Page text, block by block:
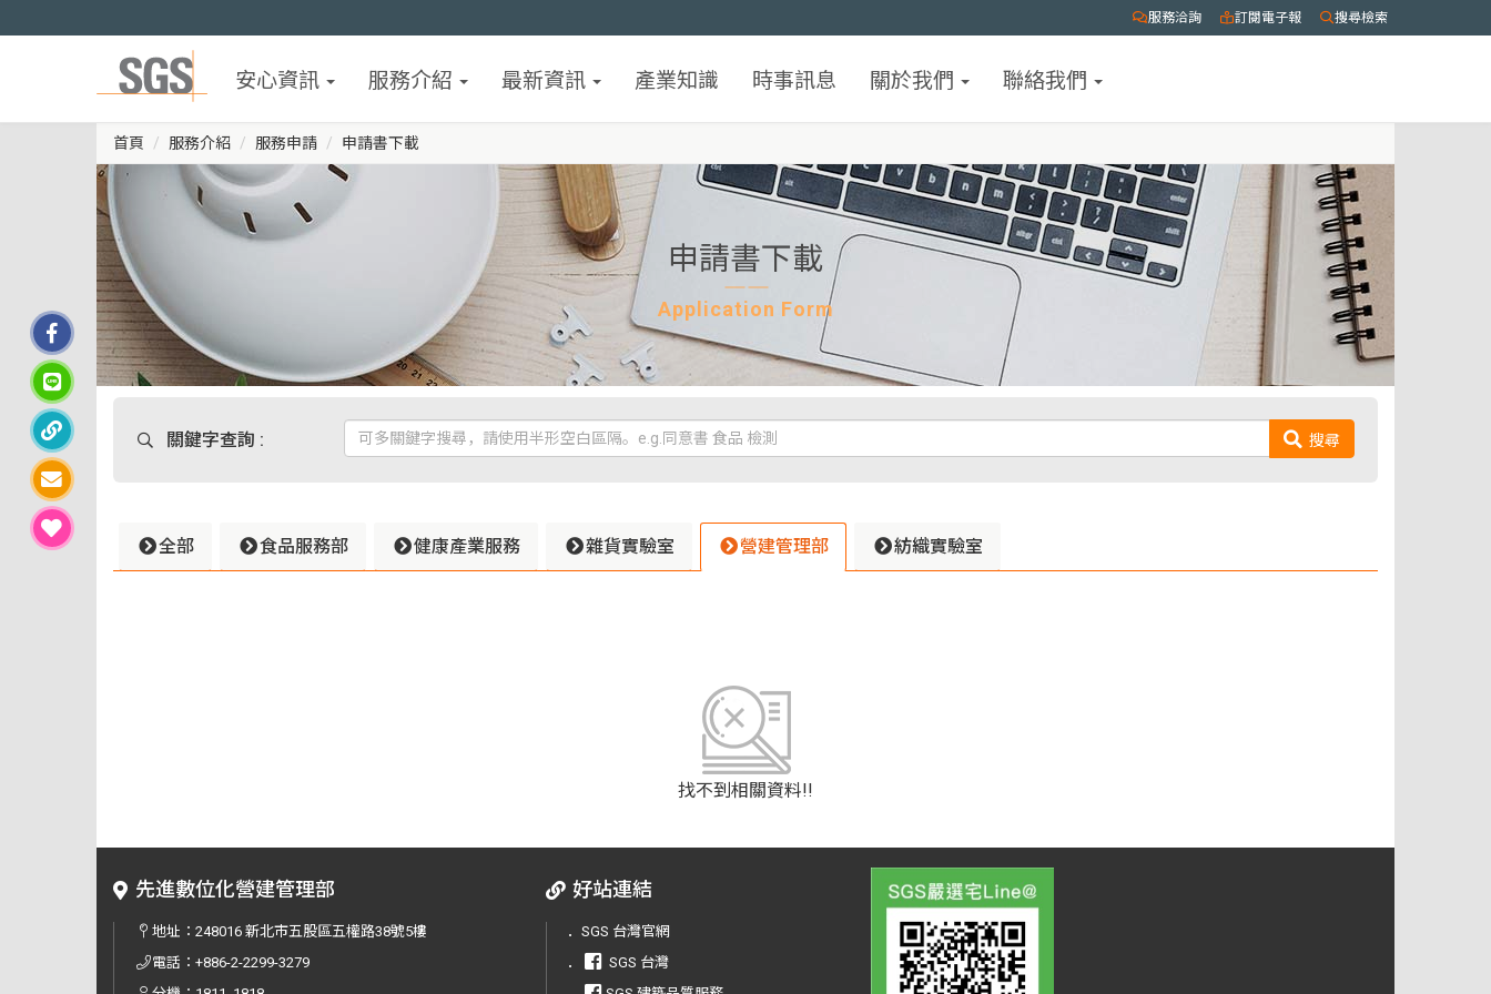
服務洽詢 訂閱電子報 搜尋檢索
安心資訊 服務介紹 最新資訊 產業知識 時事訊息 關於我們 聯絡我們
首頁 服務介紹 服務申請 申請書下載
申請書下載
Application Form
關鍵字查詢 : 搜尋
全部 食品服務部 健康產業服務 雜貨實驗室 營建管理部 紡織實驗室
找不到相關資料!!
先進數位化營建管理部
地址：248016 新北市五股區五權路38號5樓
電話：+886-2-2299-3279
好站連結
． SGS 台灣官網
．
SGS 台灣